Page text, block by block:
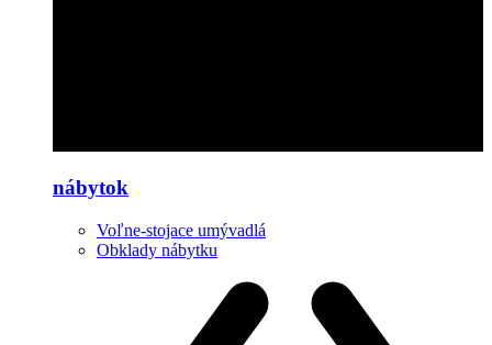
nábytok
Voľne-stojace umývadlá
Obklady nábytku